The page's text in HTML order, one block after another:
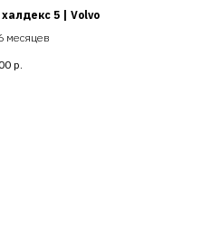
5 | Volvo
месяцев
р.